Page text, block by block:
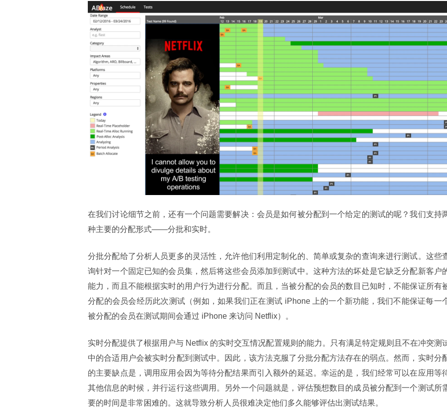
在我们讨论细节之前，还有一个问题需要解决：会员是如何被分配到一个给定的测试的呢？我们支持
种主要的分配形式——分批和实时。
分批分配给了分析人员更多的灵活性，允许他们利用定制化的、简单或复杂的查询来进行测试。这些
询针对一个固定已知的会员集，然后将这些会员添加到测试中。这种方法的坏处是它缺乏分配新客户
能力，而且不能根据实时的用户行为进行分配。而且，当被分配的会员的数目已知时，不能保证所有
分配的会员会经历此次测试（例如，如果我们正在测试 iPhone 上的一个新功能，我们不能保证每一
被分配的会员在测试期间会通过 iPhone 来访问 Netflix）。
实时分配提供了根据用户与 Netflix 的实时交互情况配置规则的能力。只有满足特定规则且不在冲突测
中的合适用户会被实时分配到测试中。因此，该方法克服了分批分配方法存在的弱点。然而，实时分
的主要缺点是，调用应用会因为等待分配结果而引入额外的延迟。幸运的是，我们经常可以在应用等
其他信息的时候，并行运行这些调用。另外一个问题就是，评估预想数目的成员被分配到一个测试所
要的时间是非常困难的。这就导致分析人员很难决定他们多久能够评估出测试结果。